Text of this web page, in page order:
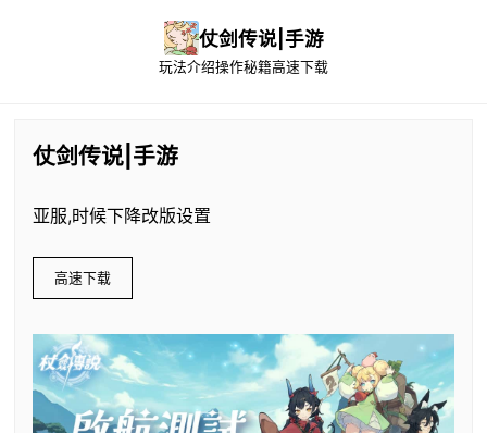
仗剑传说|手游
玩法介绍操作秘籍高速下载
仗剑传说|手游
亚服,时候下降改版设置
高速下载